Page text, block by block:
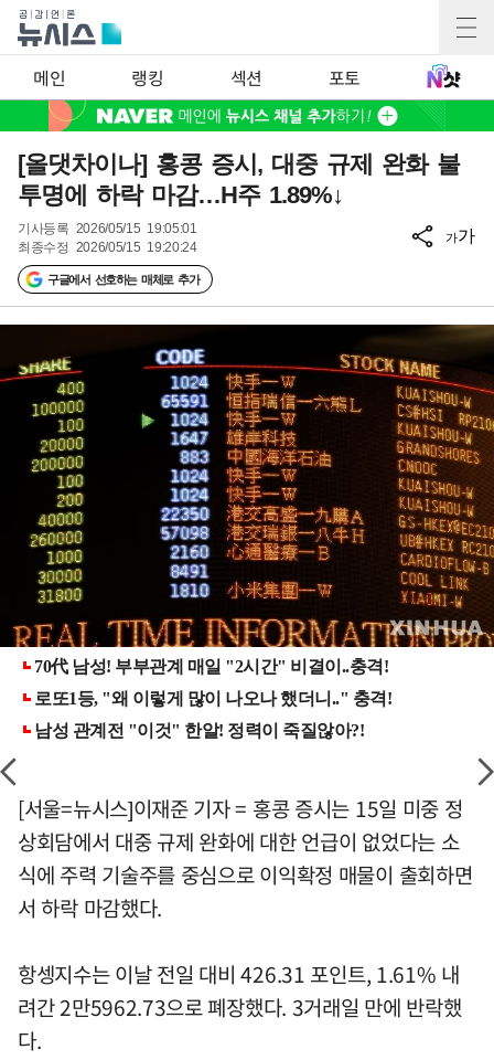
메인 랭킹 섹션 포토
[올댓차이나] 홍콩 증시, 대중 규제 완화 불
투명에 하락 마감…H주 1.89%↓
기사등록 2026/05/15 19:05:01
최종수정 2026/05/15 19:20:24
구글에서 선호하는 매체로 추가
가가
[서울=뉴시스]이재준 기자 = 홍콩 증시는 15일 미중 정
상회담에서 대중 규제 완화에 대한 언급이 없었다는 소
식에 주력 기술주를 중심으로 이익확정 매물이 출회하면
서 하락 마감했다.
항셍지수는 이날 전일 대비 426.31 포인트, 1.61% 내
려간 2만5962.73으로 폐장했다. 3거래일 만에 반락했
다.